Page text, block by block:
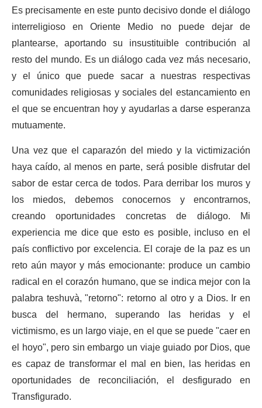
Es precisamente en este punto decisivo donde el diálogo
interreligioso en Oriente Medio no puede dejar de
plantearse, aportando su insustituible contribución al
resto del mundo. Es un diálogo cada vez más necesario,
y el único que puede sacar a nuestras respectivas
comunidades religiosas y sociales del estancamiento en
el que se encuentran hoy y ayudarlas a darse esperanza
mutuamente.
Una vez que el caparazón del miedo y la victimización
haya caído, al menos en parte, será posible disfrutar del
sabor de estar cerca de todos. Para derribar los muros y
los miedos, debemos conocernos y encontrarnos,
creando oportunidades concretas de diálogo. Mi
experiencia me dice que esto es posible, incluso en el
país conflictivo por excelencia. El coraje de la paz es un
reto aún mayor y más emocionante: produce un cambio
radical en el corazón humano, que se indica mejor con la
palabra teshuvà, "retorno": retorno al otro y a Dios. Ir en
busca del hermano, superando las heridas y el
victimismo, es un largo viaje, en el que se puede "caer en
el hoyo", pero sin embargo un viaje guiado por Dios, que
es capaz de transformar el mal en bien, las heridas en
oportunidades de reconciliación, el desfigurado en
Transfigurado.